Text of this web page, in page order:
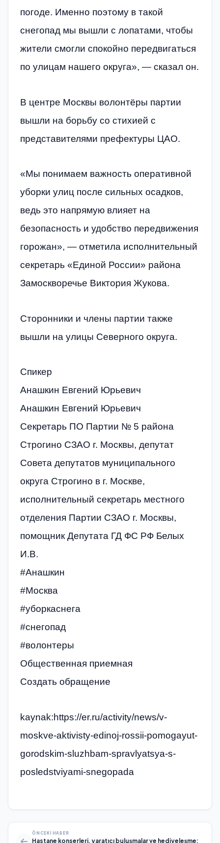
погоде. Именно поэтому в такой
снегопад мы вышли с лопатами, чтобы
жители смогли спокойно передвигаться
по улицам нашего округа», — сказал он.
В центре Москвы волонтёры партии
вышли на борьбу со стихией с
представителями префектуры ЦАО.
«Мы понимаем важность оперативной
уборки улиц после сильных осадков,
ведь это напрямую влияет на
безопасность и удобство передвижения
горожан», — отметила исполнительный
секретарь «Единой России» района
Замоскворечье Виктория Жукова.
Сторонники и члены партии также
вышли на улицы Северного округа.
Спикер
Анашкин Евгений Юрьевич
Анашкин Евгений Юрьевич
Секретарь ПО Партии № 5 района
Строгино СЗАО г. Москвы, депутат
Совета депутатов муниципального
округа Строгино в г. Москве,
исполнительный секретарь местного
отделения Партии СЗАО г. Москвы,
помощник Депутата ГД ФС РФ Белых
И.В.
#Анашкин
#Москва
#уборкаснега
#снегопад
#волонтеры
Общественная приемная
Создать обращение
kaynak:https://er.ru/activity/news/v-
moskve-aktivisty-edinoj-rossii-pomogayut-
gorodskim-sluzhbam-spravlyatsya-s-
posledstviyami-snegopada
ÖNCEKI HABER
Hastane konserleri, yaratıcı buluşmalar ve hediyeleşme: